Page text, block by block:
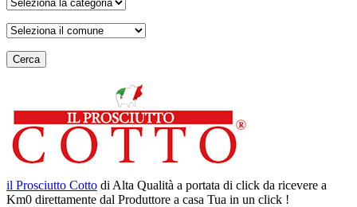
Cerca
il Prosciutto Cotto di Alta Qualità a portata di click da ricevere a
Km0 direttamente dal Produttore a casa Tua in un click !